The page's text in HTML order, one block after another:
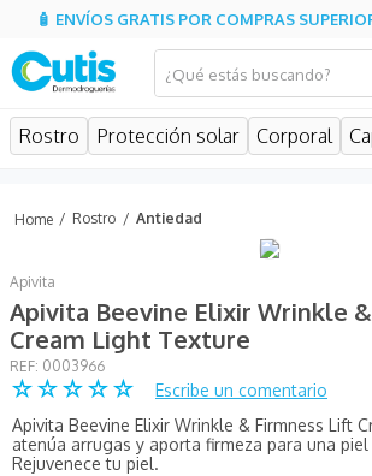
🧴 ENVÍOS GRATIS POR COMPRAS
¿Qué estás buscando?
Rostro Protección solar Corporal
Rostro Antiedad
Apivita
Apivita Beevine Elixir Wrinkle
Cream Light Texture
: 0003966
☆☆☆☆☆
Escribe un comentario
Apivita Beevine Elixir Wrinkle & Firmness Lift
atenúa arrugas y aporta firmeza para una
Rejuvenece tu piel.
MÁS BUSCADOS